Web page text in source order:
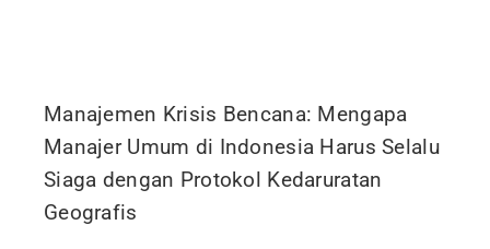
Manajemen Krisis Bencana: Mengapa
Manajer Umum di Indonesia Harus Selalu
Siaga dengan Protokol Kedaruratan
Geografis